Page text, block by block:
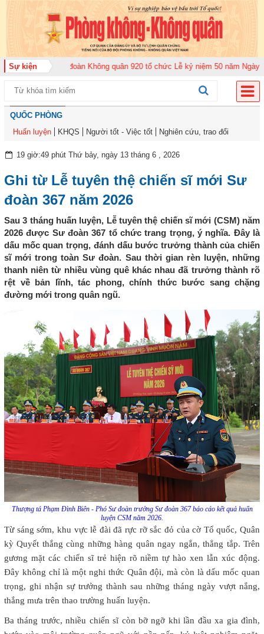
Sự kiệnTrung đoàn Không quân 920 tổ chức Lễ kỷ niệm 50 năm Ngày truyền
QUỐC PHÒNG
Huấn luyện
KHQS Người tốt - Việc tốt Nghiên cứu, trao đổi
19 giờ:49 phút Thứ bảy, ngày 13 tháng 6 , 2026
Ghi từ Lễ tuyên thệ chiến sĩ mới Sư
đoàn 367 năm 2026
Sau 3 tháng huấn luyện, Lễ tuyên thệ chiến sĩ mới (CSM) năm
2026 được Sư đoàn 367 tổ chức trang trọng, ý nghĩa. Đây là
dấu mốc quan trọng, đánh dấu bước trưởng thành của chiến
sĩ mới trong toàn Sư đoàn. Sau thời gian rèn luyện, những
thanh niên từ nhiều vùng quê khác nhau đã trưởng thành rõ
rệt về bản lĩnh, tác phong, chính thức bước sang chặng
đường mới trong quân ngũ.
Thượng tá Phạm Đình Biên - Phó Sư đoàn trưởng Sư đoàn 367 báo cáo kết quả huấn
luyện CSM năm 2026.
Từ sáng sớm, khu vực lễ đài đã rực rỡ sắc đỏ của cờ Tổ quốc, Quân
kỳ Quyết thắng cùng những hàng quân ngay ngắn, thẳng tắp. Trên
gương mặt các chiến sĩ trẻ hiện rõ niềm tự hào xen lẫn xúc động.
Đây không chỉ là một nghi thức Quân đội, mà còn là dấu mốc quan
trọng, ghi nhận sự trưởng thành sau những tháng ngày vượt nắng,
thắng mưa trên thao trường huấn luyện.
Ba tháng trước, nhiều chiến sĩ còn bỡ ngỡ khi lần đầu xa gia đình,